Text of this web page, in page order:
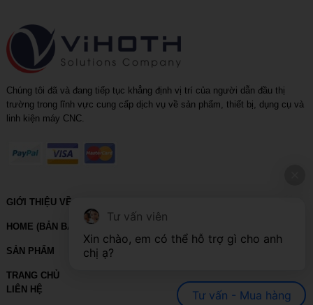
Chúng tôi đã và đang tiếp tục khẳng định vị trí của người dẫn đầu thị
trường trong lĩnh vực cung cấp dịch vụ về sản phẩm, thiết bị, dụng cụ và
linh kiện máy CNC.
GIỚI THIỆU VỀ VIHOTH
HOME (BẢN BACKUP – VUI LÒNG KHÔNG SỬA XÓA)
SẢN PHẨM
TRANG CHỦ
LIÊN HỆ
Tư vấn viên
Xin chào, em có thể hỗ trợ gì cho anh
chị ạ?
Tư vấn - Mua hàng